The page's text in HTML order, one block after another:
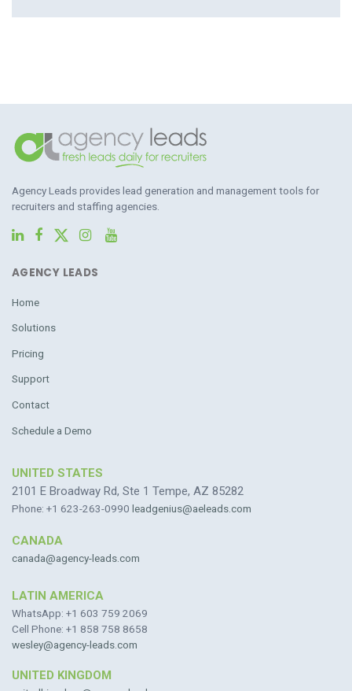
Agency Leads provides lead generation and management tools for
recruiters and staffing agencies.
AGENCY LEADS
Home
Solutions
Pricing
Support
Contact
Schedule a Demo
UNITED STATES
2101 E Broadway Rd, Ste 1 Tempe, AZ 85282
Phone: +1 623-263-0990 leadgenius@aeleads.com
CANADA
canada@agency-leads.com
LATIN AMERICA
WhatsApp: +1 603 759 2069
Cell Phone: +1 858 758 8658
wesley@agency-leads.com
UNITED KINGDOM